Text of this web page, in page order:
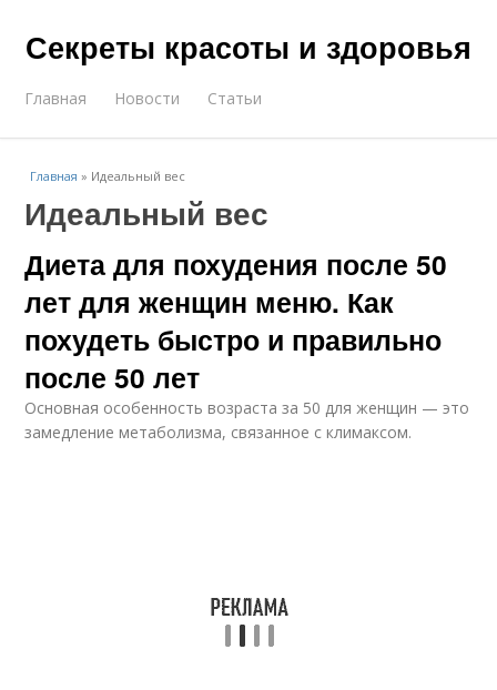
Секреты красоты и здоровья
Главная Новости Статьи
Главная » Идеальный вес
Идеальный вес
Диета для похудения после 50
лет для женщин меню. Как
похудеть быстро и правильно
после 50 лет
Основная особенность возраста за 50 для женщин — это
замедление метаболизма, связанное с климаксом.